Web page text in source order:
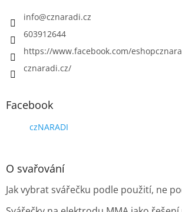
info@cznaradi.cz
603912644
https://www.facebook.com/
cznaradi.cz/
Facebook
czNARADI
O svařování
Jak vybrat svářečku podle použití, ne